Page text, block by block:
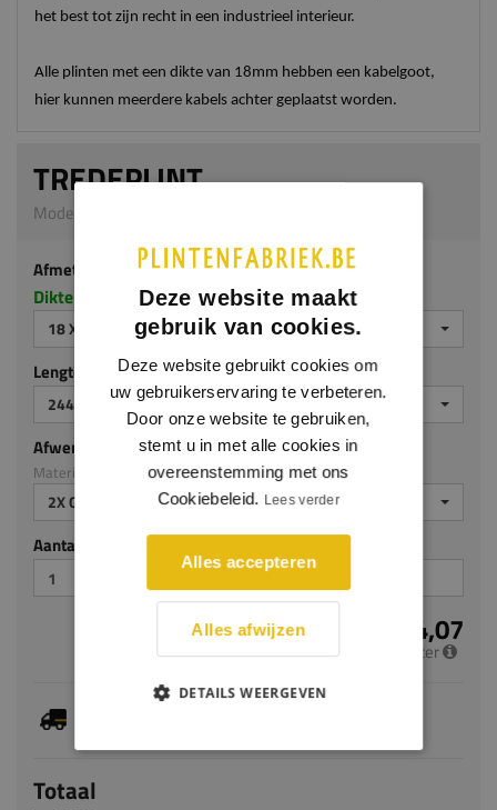
het best tot zijn recht in een industrieel interieur.
Alle plinten met een dikte van 18mm hebben een kabelgoot,
hier kunnen meerdere kabels achter geplaatst worden.
TREDEPLINT
Model M117 | 18 x 190 mm | MDF ecologisch
Afmeting
Dikte x hoogte in millimeters
18 X 190 MM
Lengte (mm)
2440
Afwerking
Materiaal: MDF ecologisch
2X GEGROND
Aantal stuks
€ 14,07
per meter
Je hebt gekozen voor maatwerk, de verwachte
Totaal
Deze website maakt
gebruik van cookies.
Deze website gebruikt cookies om
uw gebruikerservaring te verbeteren.
Door onze website te gebruiken,
stemt u in met alle cookies in
overeenstemming met ons
Cookiebeleid. Lees verder
Alles accepteren
Alles afwijzen
DETAILS WEERGEVEN